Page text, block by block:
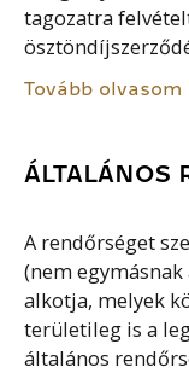
tagozatra
Tovább olvasom
ÁLTALÁNOS
A rendőrséget
(nem
alkotja, melyek
területileg is a
általános